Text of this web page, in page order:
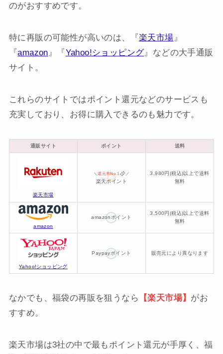
のがおすすめです。
特に再販の可能性が高いのは、『楽天市場 』
『amazon 』『Yahoo!ショッピング』などの大手通販
サイト。
これらのサイトではポイント還元などのサービスも
充実しており、お得に購入できるのも魅力です。
通販サイト ポイント 送料
楽天市場
＼還元率No.1 ／
楽天ポイント
3,980円(税込)以上で送料
無料
amazon
amazonポイント
3,500円(税込)以上で送料
無料
Yahoo!ショッピング
Paypayポイント 販売元により異なります
なかでも、福袋の再販を狙うなら 【楽天市場】 がお
すすめ。
楽天市場は3社の中で最もポイント還元が手厚く、福